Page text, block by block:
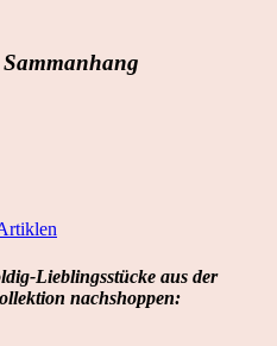
Lieblingsstücke aus der
nachshoppen: